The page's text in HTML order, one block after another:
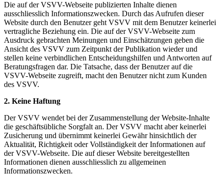
Die auf der VSVV-Webseite publizierten Inhalte dienen
ausschliesslich Informationszwecken. Durch das Aufrufen dieser
Website durch den Benutzer geht VSVV mit dem Benutzer keinerlei
vertragliche Beziehung ein. Die auf der VSVV-Webseite zum
Ausdruck gebrachten Meinungen und Einschätzungen geben die
Ansicht des VSVV zum Zeitpunkt der Publikation wieder und
stellen keine verbindlichen Entscheidungshilfen und Antworten auf
Beratungsfragen dar. Die Tatsache, dass der Benutzer auf die
VSVV-Webseite zugreift, macht den Benutzer nicht zum Kunden
des VSVV.
2. Keine Haftung
Der VSVV wendet bei der Zusammenstellung der Website-Inhalte
die geschäftsübliche Sorgfalt an. Der VSVV macht aber keinerlei
Zusicherung und übernimmt keinerlei Gewähr hinsichtlich der
Aktualität, Richtigkeit oder Vollständigkeit der Informationen auf
der VSVV-Webseite. Die auf dieser Website bereitgestellten
Informationen dienen ausschliesslich zu allgemeinen
Informationszwecken.